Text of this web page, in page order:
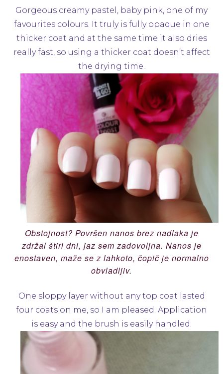
Gorgeous creamy pastel, baby pink, one of my
favourites colours. It truly is fully opaque in one
thicker coat and at the same time it also dries
really fast, so using a thicker coat doesn’t affect
the drying time.
Obstojnost? Površen nanos brez nadlaka je
zdržal štiri dni, jaz sem zadovoljna. Nanos je
enostaven, maže se z lahkoto, čopič je normalno
obvladljiv.
One sloppy layer without any top coat lasted
four coats on me, so I am pleased. Application
is easy and the brush is easily handled.